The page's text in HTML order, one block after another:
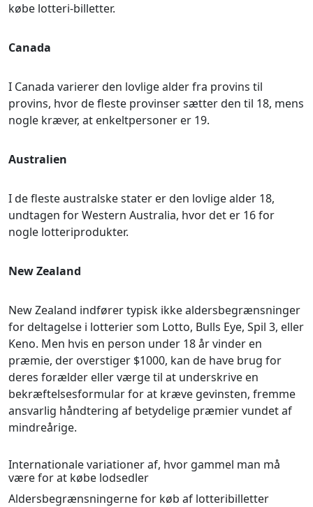
købe lotteri-billetter.
Canada
I Canada varierer den lovlige alder fra provins til
provins, hvor de fleste provinser sætter den til 18, mens
nogle kræver, at enkeltpersoner er 19.
Australien
I de fleste australske stater er den lovlige alder 18,
undtagen for Western Australia, hvor det er 16 for
nogle lotteriprodukter.
New Zealand
New Zealand indfører typisk ikke aldersbegrænsninger
for deltagelse i lotterier som Lotto, Bulls Eye, Spil 3, eller
Keno. Men hvis en person under 18 år vinder en
præmie, der overstiger $1000, kan de have brug for
deres forælder eller værge til at underskrive en
bekræftelsesformular for at kræve gevinsten, fremme
ansvarlig håndtering af betydelige præmier vundet af
mindreårige.
Internationale variationer af, hvor gammel man må
være for at købe lodsedler
Aldersbegrænsningerne for køb af lotteribilletter